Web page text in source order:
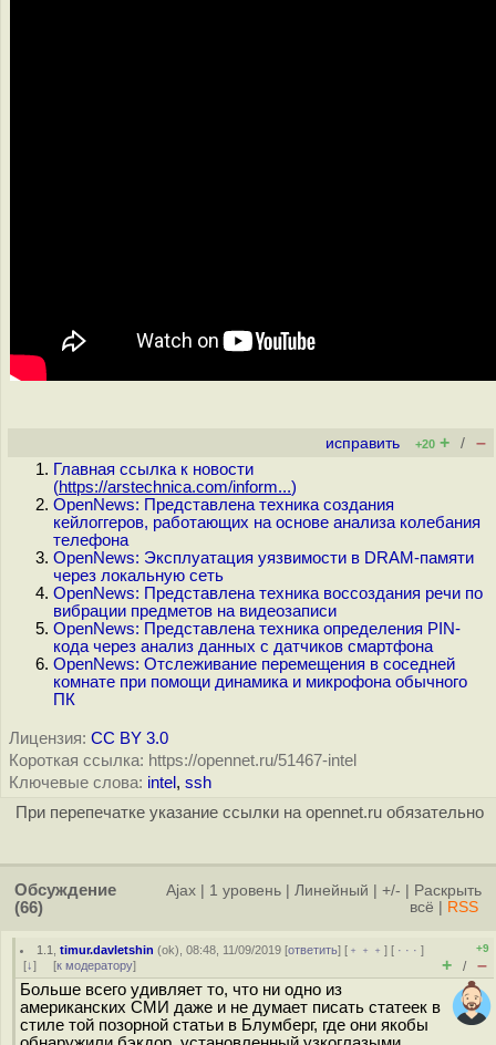
исправить +20 + / –
Главная ссылка к новости
(https://arstechnica.com/inform...)
OpenNews: Представлена техника создания
кейлоггеров, работающих на основе анализа колебания
телефона
OpenNews: Эксплуатация уязвимости в DRAM-памяти
через локальную сеть
OpenNews: Представлена техника воссоздания речи по
вибрации предметов на видеозаписи
OpenNews: Представлена техника определения PIN-
кода через анализ данных с датчиков смартфона
OpenNews: Отслеживание перемещения в соседней
комнате при помощи динамика и микрофона обычного
ПК
Лицензия: CC BY 3.0
Короткая ссылка: https://opennet.ru/51467-intel
Ключевые слова: intel , ssh
При перепечатке указание ссылки на opennet.ru обязательно
Обсуждение
(66)
Ajax 1 уровень Линейный +/-
Раскрыть
всё
RSS
1.1 ,timur.davletshin (ok), 08:48, 11/09/2019 [ответить] [ ﹢﹢﹢] [ · · ·]
[↓] [к модератору]
+9
+ / –
Больше всего удивляет то, что ни одно из
американских СМИ даже и не думает писать статеек в
стиле той позорной статьи в Блумберг, где они якобы